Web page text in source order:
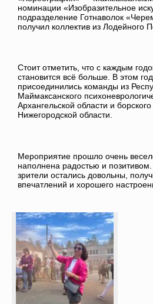
номинации «Изобразительное
подразделение Готнаволок
получил коллектив из Лодейного
Стоит отметить, что с каждым
становится всё больше. В этом
присоединились команды из
Маймаксанского
Архангельской области и
Нижегородской области.
Мероприятие прошло очень
наполнена радостью и позитивом.
зрители остались довольны,
впечатлений и хорошего